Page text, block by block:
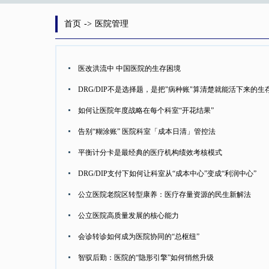
首页 -> 医院管理
医改洪流中 中国医院的生存困境
DRG/DIP不是选择题，是把"病种账"算清楚就能活下来的生
如何让医院年度战略在每个科室“开花结果”
告别“糊涂账” 医院科室「成本日清」管控法
平衡计分卡是最经典的医疗机构绩效考核模式
DRG/DIP支付下如何让科室从“成本中心”变成“利润中心”
公立医院老院区转型康养：医疗存量资源的民生新解法
公立医院高质量发展的核心能力
会诊转诊如何成为医院协同的“总枢纽”
智驭后勤：医院的“隐形引擎”如何悄然升级